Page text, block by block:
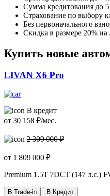
Сумма кредитования до
Страхование по выбору
Без первоначального
Скидка в размере 20% на
Купить новые
LIVAN X6 Pro
В кредит
от 30 158 ₽/мес.
2 309 000 ₽
от 1 809 000 ₽
Premium 1.5T 7DCT (147 л.с.)
В Trade-in В Кредит